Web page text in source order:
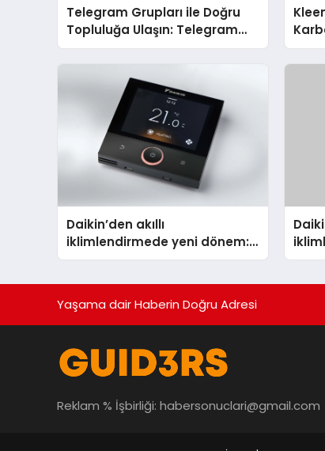
Telegram Grupları ile Doğru
Topluluğa Ulaşın: Telegram
Grup Arayanların İşini
Daikin’den akıllı
iklimlendirmede yeni dönem:
Madoka Plus Türkiye’de
Yaşama dair Haberin Doğru Adresi
Reklam % İşbirliği: habersonuclari@gmail.com